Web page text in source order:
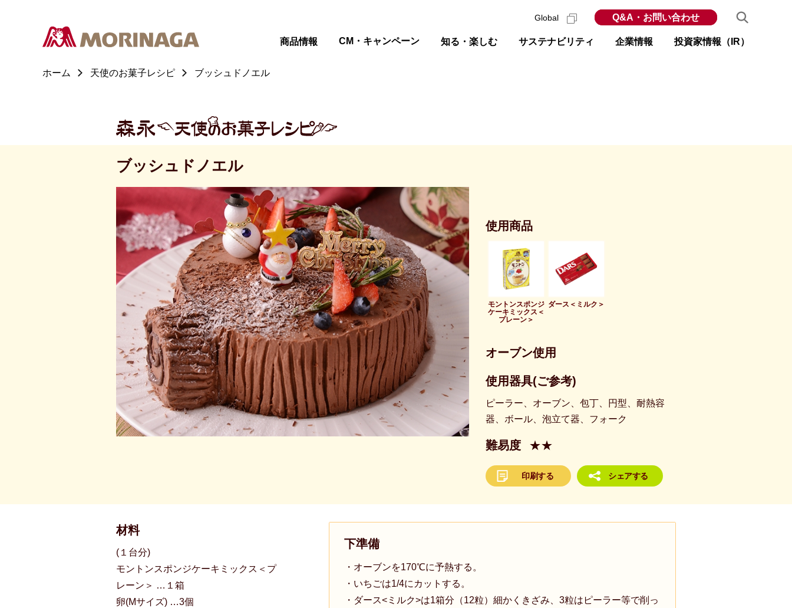
商品情報 CM・キャンペーン 知る・楽しむ サステナビリティ 企業情報 投資家情報（IR）
Global Q&A・お問い合わせ
ホーム 天使のお菓子レシピ ブッシュドノエル
ブッシュドノエル
使用商品
モントンスポンジ
ケーキミックス＜
プレーン＞
ダース＜ミルク＞
オーブン使用
使用器具(ご参考)
ピーラー、オーブン、包丁、円型、耐熱容
器、ボール、泡立て器、フォーク
難易度 ★★
印刷する シェアする
材料
(１台分)
モントンスポンジケーキミックス＜プ
レーン＞ …１箱
卵(Mサイズ) …3個
下準備
・オーブンを170℃に予熱する。
・いちごは1/4にカットする。
・ダース<ミルク>は1箱分（12粒）細かくきざみ、3粒はピーラー等で削っ